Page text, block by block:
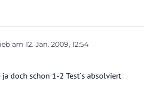
am 12. Jan. 2009, 12:54
editiert von
doch schon 1-2 Test´s absolviert